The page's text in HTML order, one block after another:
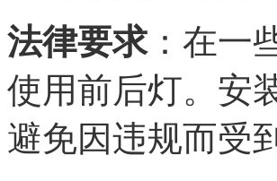
法律要求：在一
使用前后灯。安
避免因违规而受